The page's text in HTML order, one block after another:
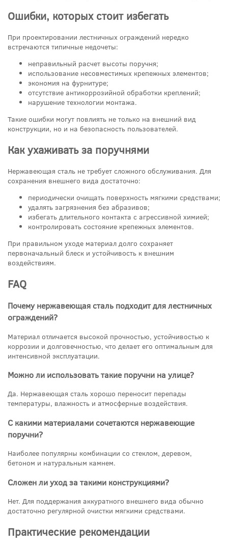
Ошибки, которых стоит избегать
При проектировании лестничных ограждений нередко
встречаются типичные недочеты:
неправильный расчет высоты поручня;
использование несовместимых крепежных элементов;
экономия на фурнитуре;
отсутствие антикоррозийной обработки креплений;
нарушение технологии монтажа.
Такие ошибки могут повлиять не только на внешний вид
конструкции, но и на безопасность пользователей.
Как ухаживать за поручнями
Нержавеющая сталь не требует сложного обслуживания. Для
сохранения внешнего вида достаточно:
периодически очищать поверхность мягкими средствами;
удалять загрязнения без абразивов;
избегать длительного контакта с агрессивной химией;
контролировать состояние крепежных элементов.
При правильном уходе материал долго сохраняет
первоначальный блеск и устойчивость к внешним
воздействиям.
FAQ
Почему нержавеющая сталь подходит для лестничных
ограждений?
Материал отличается высокой прочностью, устойчивостью к
коррозии и долговечностью, что делает его оптимальным для
интенсивной эксплуатации.
Можно ли использовать такие поручни на улице?
Да. Нержавеющая сталь хорошо переносит перепады
температуры, влажность и атмосферные воздействия.
С какими материалами сочетаются нержавеющие
поручни?
Наиболее популярны комбинации со стеклом, деревом,
бетоном и натуральным камнем.
Сложен ли уход за такими конструкциями?
Нет. Для поддержания аккуратного внешнего вида обычно
достаточно регулярной очистки мягкими средствами.
Практические рекомендации